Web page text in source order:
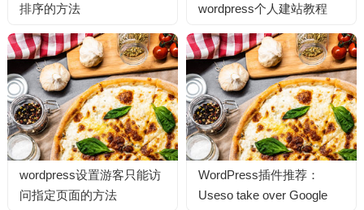
排序的方法
wordpress个人建站教程
wordpress设置游客只能访
问指定页面的方法
WordPress插件推荐：
Useso take over Google